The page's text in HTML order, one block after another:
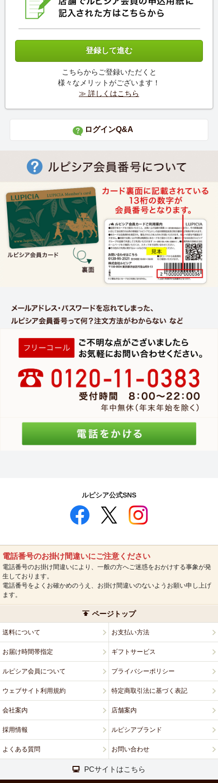
こちらからご登録いただくと
様々なメリットがございます！
≫ 詳しくはこちら
ルピシア公式SNS
電話番号のお掛け間違いにご注意ください
電話番号のお掛け間違いにより、一般の方へご迷惑をおかけする事象が発
生しております。
電話番号をよくお確かめのうえ、お掛け間違いのないようお願い申し上げ
ます。
ページトップ
送料について お支払い方法
お届け時間帯指定 ギフトサービス
ルピシア会員について プライバシーポリシー
ウェブサイト利用規約 特定商取引法に基づく表記
会社案内 店舗案内
採用情報 ルピシアブランド
よくある質問 お問い合わせ
PCサイトはこちら